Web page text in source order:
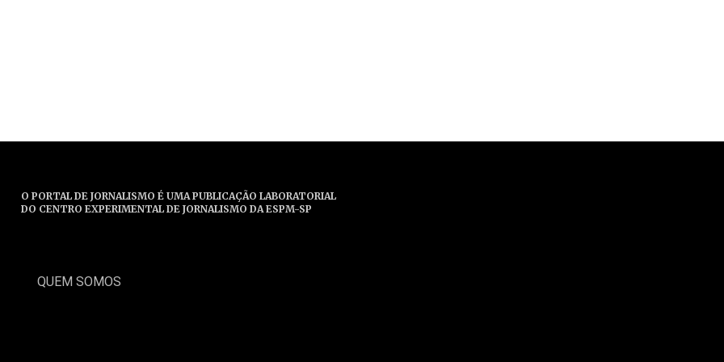
O PORTAL DE JORNALISMO É UMA PUBLICAÇÃO LABORATORIAL
DO CENTRO EXPERIMENTAL DE JORNALISMO DA ESPM-SP
QUEM SOMOS